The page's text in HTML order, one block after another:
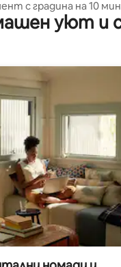
с градина на 10
О'Хеър с двор и
уют и